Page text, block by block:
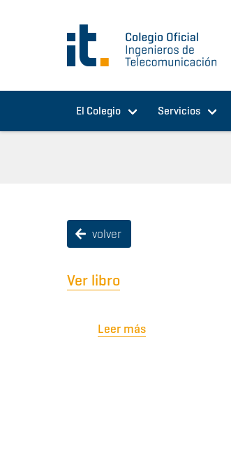
El Colegio Servicios
volver
Ver libro
Leer mássobre Ver libro